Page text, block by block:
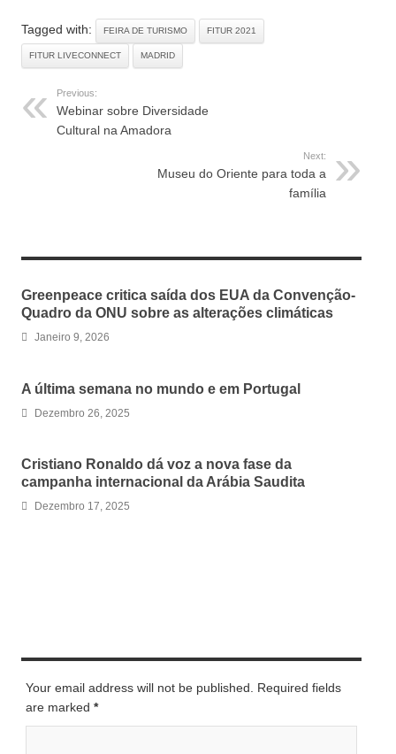
Tagged with: FEIRA DE TURISMO FITUR 2021
FITUR LIVECONNECT MADRID
Previous:
Webinar sobre Diversidade
Cultural na Amadora
Next:
Museu do Oriente para toda a
família
Greenpeace critica saída dos EUA da Convenção-
Quadro da ONU sobre as alterações climáticas
Janeiro 9, 2026
A última semana no mundo e em Portugal
Dezembro 26, 2025
Cristiano Ronaldo dá voz a nova fase da
campanha internacional da Arábia Saudita
Dezembro 17, 2025
Your email address will not be published. Required fields
are marked *